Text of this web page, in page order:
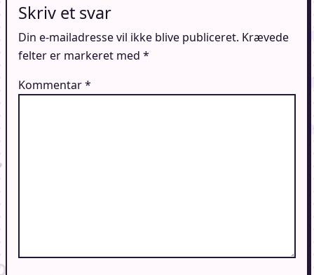
Skriv et svar
Din e-mailadresse vil ikke blive publiceret. Krævede
felter er markeret med *
Kommentar*